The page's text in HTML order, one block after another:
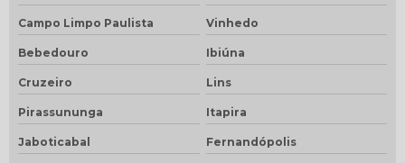
Campo Limpo Paulista Vinhedo
Bebedouro Ibiúna
Cruzeiro Lins
Pirassununga Itapira
Jaboticabal Fernandópolis